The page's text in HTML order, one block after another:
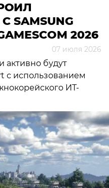
2026
07 июля 2026
активно будут
с использованием
ИТ-